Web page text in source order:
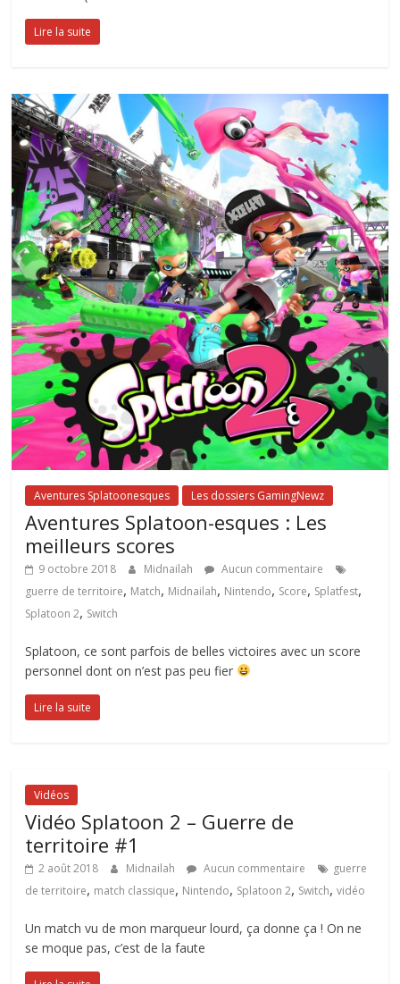
Lire la suite
Aventures Splatoonesques Les dossiers GamingNewz
Aventures Splatoon-esques : Les
meilleurs scores
9 octobre 2018 Midnailah
Aucun commentaire
guerre de territoire, Match, Midnailah, Nintendo, Score, Splatfest,
Splatoon 2, Switch
Splatoon, ce sont parfois de belles victoires avec un score
personnel dont on n’est pas peu fier
Lire la suite
Vidéos
Vidéo Splatoon 2 – Guerre de
territoire #1
2 août 2018 Midnailah Aucun commentaire
guerre
de territoire, match classique, Nintendo, Splatoon 2, Switch,vidéo
Un match vu de mon marqueur lourd, ça donne ça ! On ne
se moque pas, c’est de la faute